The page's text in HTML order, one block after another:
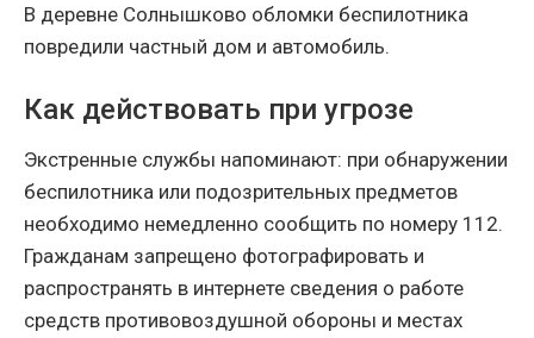
В деревне Солнышково обломки беспилотника
повредили частный дом и автомобиль.
Как действовать при угрозе
Экстренные службы напоминают: при обнаружении
беспилотника или подозрительных предметов
необходимо немедленно сообщить по номеру 112.
Гражданам запрещено фотографировать и
распространять в интернете сведения о работе
средств противовоздушной обороны и местах